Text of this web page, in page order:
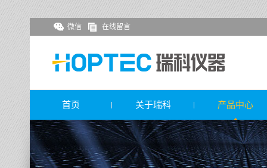
微信 在线留言
首页 关于瑞科 产品中心